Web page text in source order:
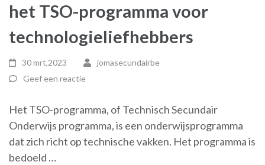
het TSO-programma voor
technologieliefhebbers
30 mrt,2023
jomasecundairbe
Geef een reactie
Het TSO-programma, of Technisch Secundair
Onderwijs programma, is een onderwijsprogramma
dat zich richt op technische vakken. Het programma is
bedoeld …